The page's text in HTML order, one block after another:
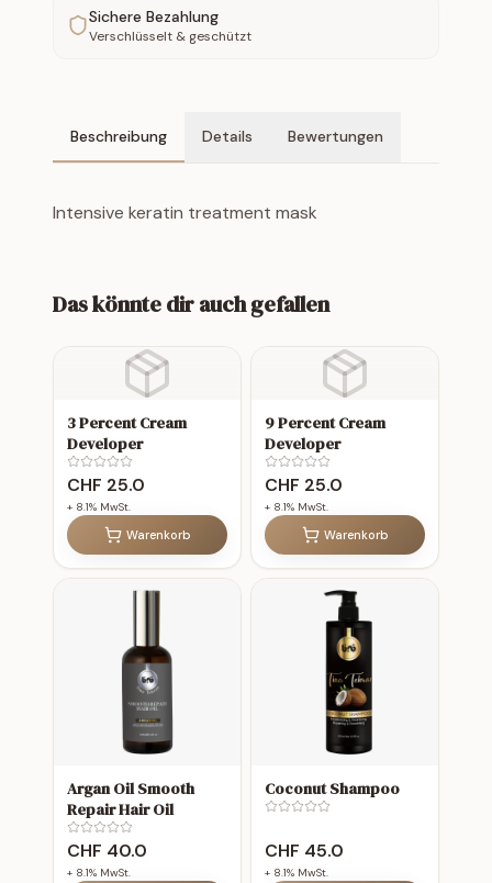
Sichere Bezahlung
Verschlüsselt & geschützt
Beschreibung Details Bewertungen
Intensive keratin treatment mask
Das könnte dir auch gefallen
3 Percent Cream
Developer
CHF 25.0
+ 8.1% MwSt.
Warenkorb
9 Percent Cream
Developer
CHF 25.0
+ 8.1% MwSt.
Warenkorb
Argan Oil Smooth
Repair Hair Oil
CHF 40.0
+ 8.1% MwSt.
Coconut Shampoo
CHF 45.0
+ 8.1% MwSt.